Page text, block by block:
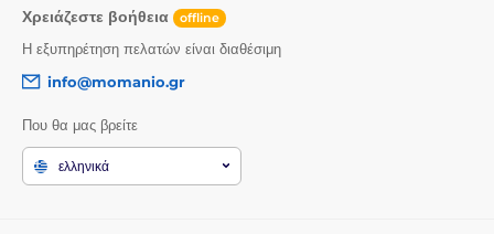
Χρειάζεστε βοήθεια offline
Η εξυπηρέτηση πελατών είναι διαθέσιμη
info@momanio.gr
Που θα μας βρείτε
ελληνικά